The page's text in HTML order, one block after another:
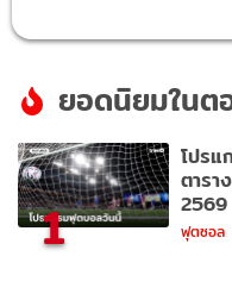
ยอดนิยมในต
1
โปร
ตาร
2569
ฟุตซอล